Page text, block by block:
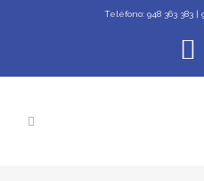
Teléfono: 948 363 383 |